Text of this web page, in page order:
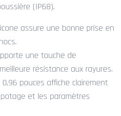
(IP68).
assure une bonne prise en
une touche de
résistance aux rayures.
0,96 pouces affiche clairement
et les paramètres